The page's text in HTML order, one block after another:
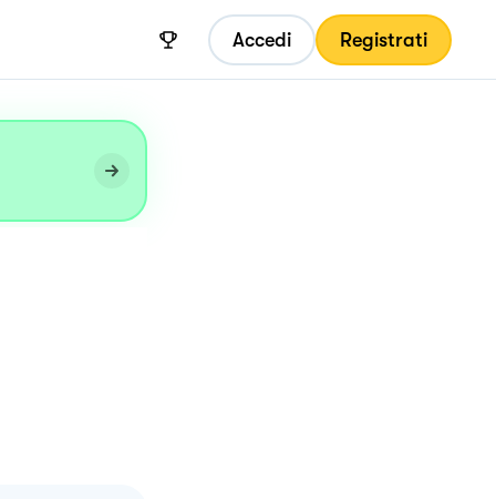
Accedi Registrati